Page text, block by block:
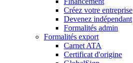
Créez votre entreprise
Devenez indépendant
Formalités admin
Formalités export
Carnet ATA
Certificat d'origine